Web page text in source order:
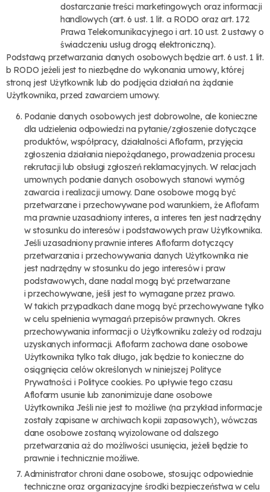
dostarczanie treści marketingowych oraz informacji
handlowych (art. 6 ust. 1 lit. a RODO oraz art. 172
Prawa Telekomunikacyjnego i art. 10 ust. 2 ustawy o
świadczeniu usług drogą elektroniczną).
Podstawą przetwarzania danych osobowych będzie art. 6 ust. 1 lit.
b RODO jeżeli jest to niezbędne do wykonania umowy, której
stroną jest Użytkownik lub do podjęcia działań na żądanie
Użytkownika, przed zawarciem umowy.
Podanie danych osobowych jest dobrowolne, ale konieczne
dla udzielenia odpowiedzi na pytanie/zgłoszenie dotyczące
produktów, współpracy, działalności Aflofarm, przyjęcia
zgłoszenia działania niepożądanego, prowadzenia procesu
rekrutacji lub obsługi zgłoszeń reklamacyjnych. W relacjach
umownych podanie danych osobowych stanowi wymóg
zawarcia i realizacji umowy. Dane osobowe mogą być
przetwarzane i przechowywane pod warunkiem, że Aflofarm
ma prawnie uzasadniony interes, a interes ten jest nadrzędny
w stosunku do interesów i podstawowych praw Użytkownika.
Jeśli uzasadniony prawnie interes Aflofarm dotyczący
przetwarzania i przechowywania danych Użytkownika nie
jest nadrzędny w stosunku do jego interesów i praw
podstawowych, dane nadal mogą być przetwarzane
i przechowywane, jeśli jest to wymagane przez prawo.
W takich przypadkach dane mogą być przechowywane tylko
w celu spełnienia wymagań przepisów prawnych. Okres
przechowywania informacji o Użytkowniku zależy od rodzaju
uzyskanych informacji. Aflofarm zachowa dane osobowe
Użytkownika tylko tak długo, jak będzie to konieczne do
osiągnięcia celów określonych w niniejszej Polityce
Prywatności i Polityce cookies. Po upływie tego czasu
Aflofarm usunie lub zanonimizuje dane osobowe
Użytkownika Jeśli nie jest to możliwe (na przykład informacje
zostały zapisane w archiwach kopii zapasowych), wówczas
dane osobowe zostaną wyizolowane od dalszego
przetwarzania aż do możliwości usunięcia, jeżeli będzie to
prawnie i technicznie możliwe.
Administrator chroni dane osobowe, stosując odpowiednie
techniczne oraz organizacyjne środki bezpieczeństwa w celu